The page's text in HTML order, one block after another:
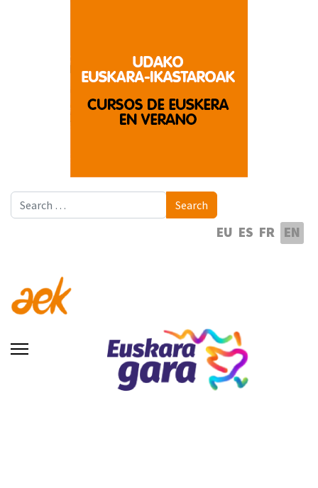
Search Search
EU ES FR EN